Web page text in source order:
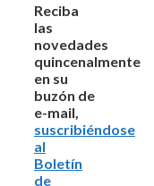
Reciba
las
novedades
quincenalmente
en su
buzón de
e-mail,
suscribiéndose
al
Boletín
de